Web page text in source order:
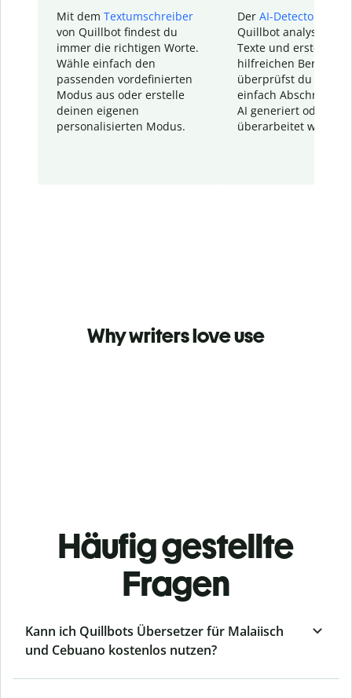
Mit dem Textumschreiber
von Quillbot findest du
immer die richtigen Worte.
Wähle einfach den
passenden vordefinierten
Modus aus oder erstelle
deinen eigenen
personalisierten Modus.
Der AI-Detector
Quillbot analysiert
Texte und erstellt
hilfreichen Bericht.
überprüfst du
einfach Abschnitte,
AI generiert oder
überarbeitet wurden.
Why writers love use
Häufig gestellte
Fragen
Kann ich Quillbots Übersetzer für Malaiisch
und Cebuano kostenlos nutzen?